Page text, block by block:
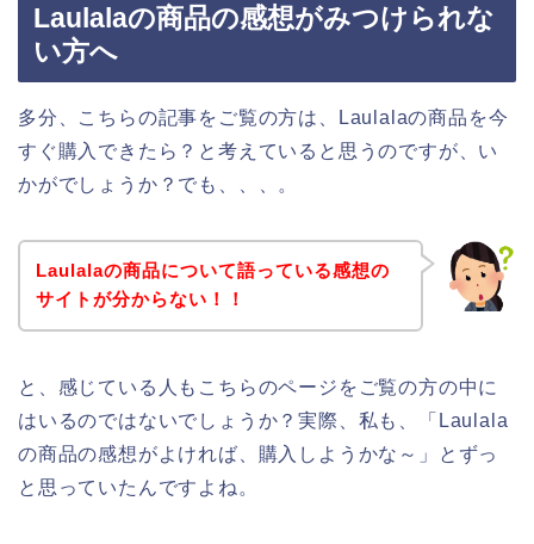
Laulalaの商品の感想がみつけられな
い方へ
多分、こちらの記事をご覧の方は、Laulalaの商品を今
すぐ購入できたら？と考えていると思うのですが、い
かがでしょうか？でも、、、。
Laulalaの商品について語っている感想の
サイトが分からない！！
と、感じている人もこちらのページをご覧の方の中に
はいるのではないでしょうか？実際、私も、「Laulala
の商品の感想がよければ、購入しようかな～」とずっ
と思っていたんですよね。